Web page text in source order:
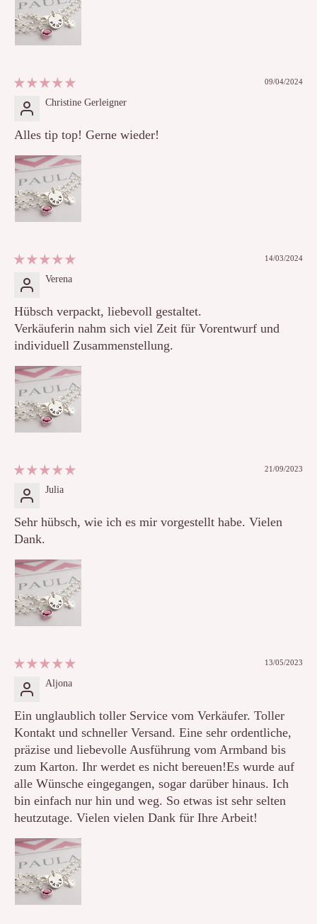
09/04/2024
Christine Gerleigner
Alles tip top! Gerne wieder!
14/03/2024
Verena
Hübsch verpackt, liebevoll gestaltet.
Verkäuferin nahm sich viel Zeit für Vorentwurf und
individuell Zusammenstellung.
21/09/2023
Julia
Sehr hübsch, wie ich es mir vorgestellt habe. Vielen
Dank.
13/05/2023
Aljona
Ein unglaublich toller Service vom Verkäufer. Toller
Kontakt und schneller Versand. Eine sehr ordentliche,
präzise und liebevolle Ausführung vom Armband bis
zum Karton. Ihr werdet es nicht bereuen!Es wurde auf
alle Wünsche eingegangen, sogar darüber hinaus. Ich
bin einfach nur hin und weg. So etwas ist sehr selten
heutzutage. Vielen vielen Dank für Ihre Arbeit!